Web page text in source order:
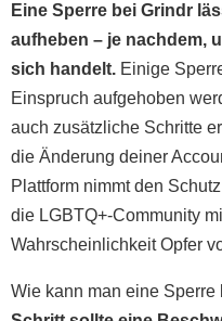
Eine Sperre bei Grindr
aufheben – je nachdem,
sich handelt. Einige
Einspruch aufgehoben
auch zusätzliche Schritte
die Änderung deiner
Plattform nimmt den
die LGBTQ+-Community
Wahrscheinlichkeit Opfer
Wie kann man eine